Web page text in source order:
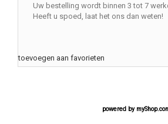
Uw bestelling wordt binnen 3 tot 7
Heeft u spoed, laat het ons dan weten!
toevoegen aan favorieten
powered by